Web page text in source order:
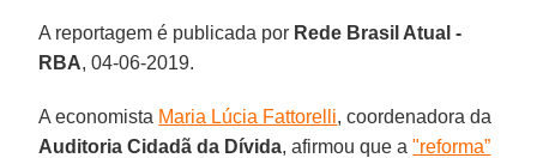
A reportagem é publicada por Rede Brasil Atual -
RBA, 04-06-2019.
A economista Maria Lúcia Fattorelli, coordenadora da
Auditoria Cidadã da Dívida, afirmou que a"reforma”